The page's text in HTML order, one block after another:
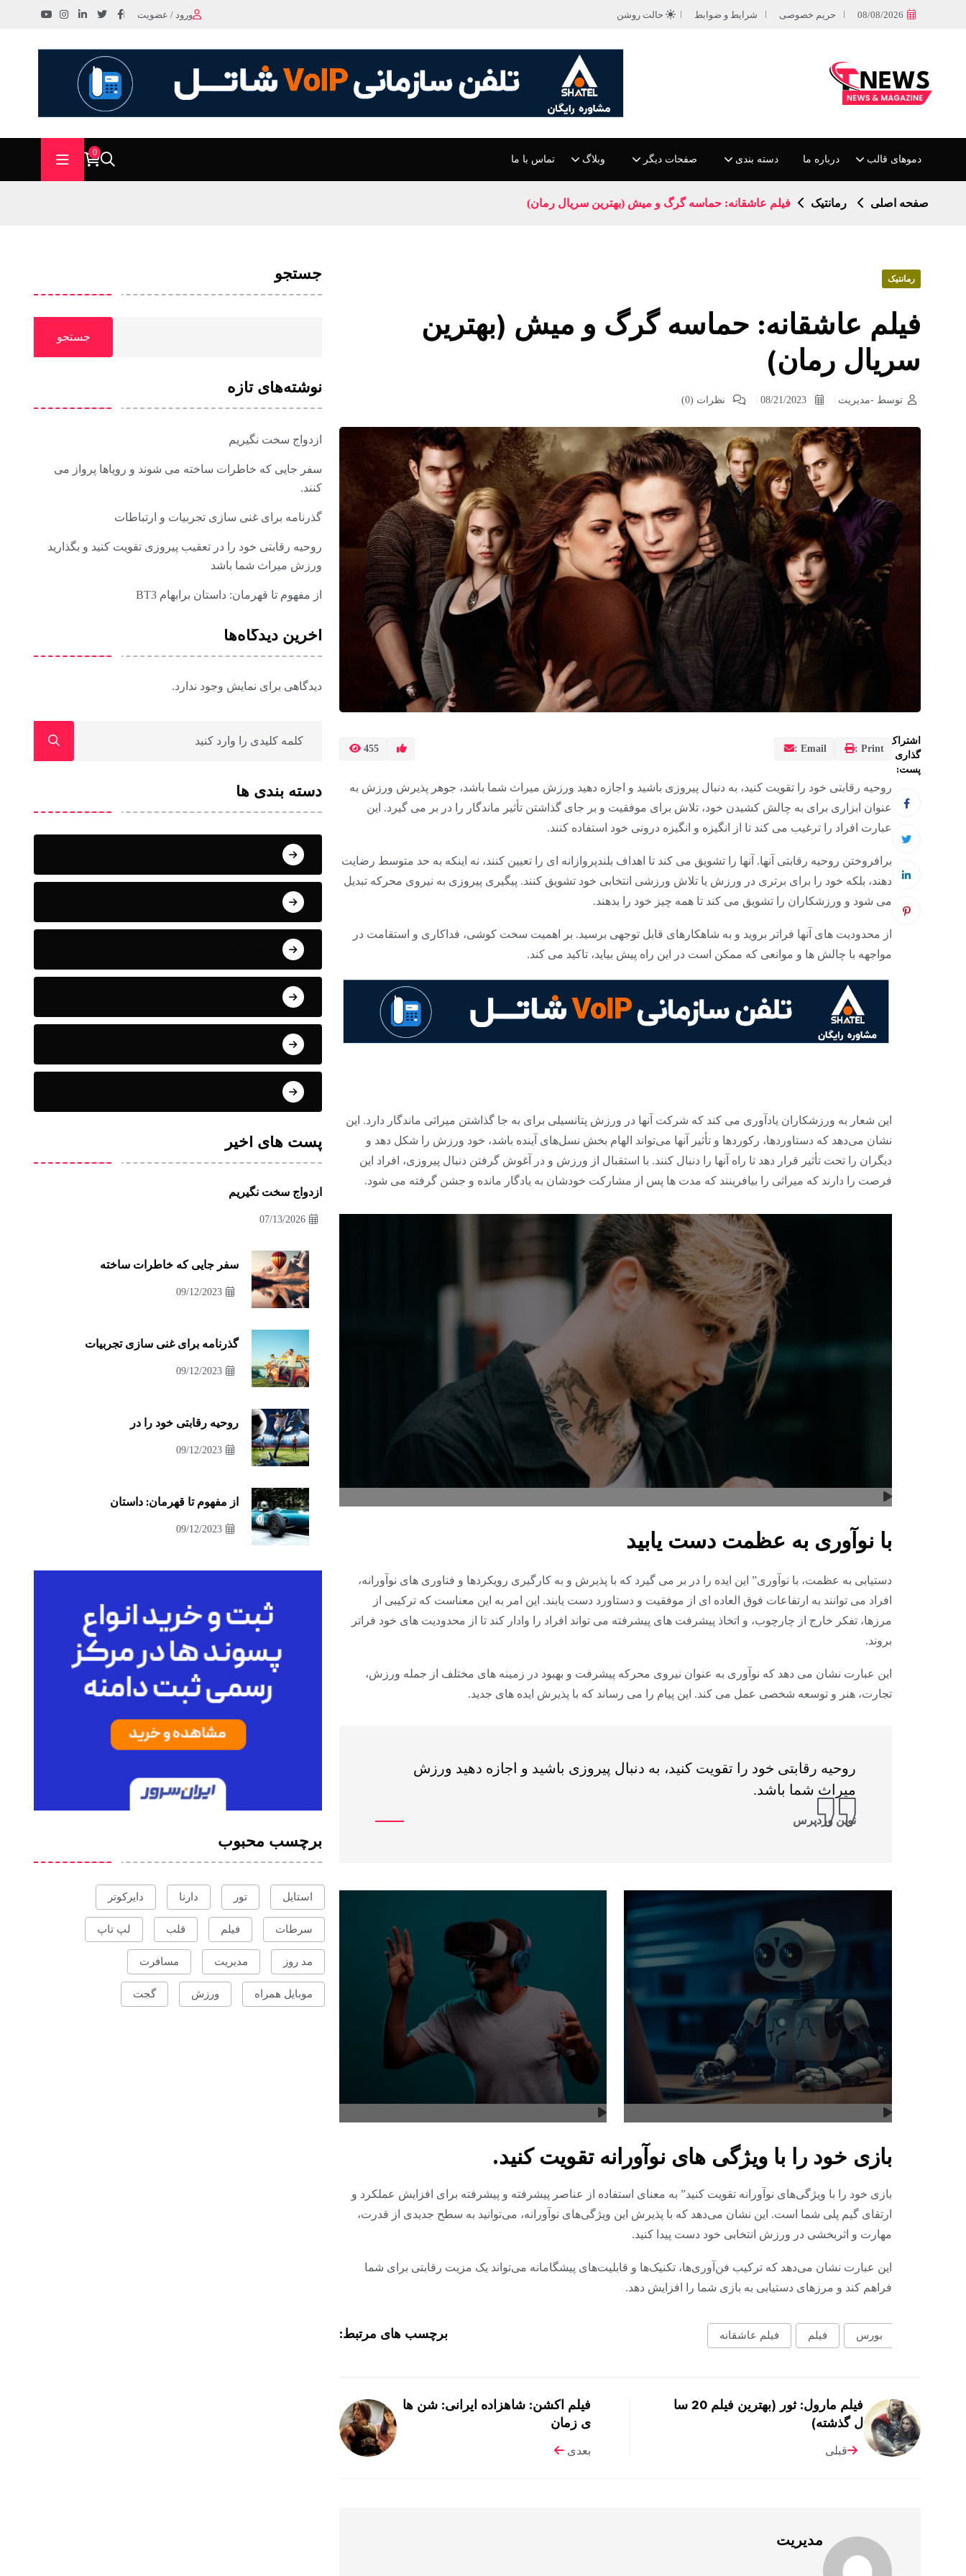
08/08/2026 حریم خصوصی شرایط و ضوابط حالت روشن ورود / عضویت
دموهای قالب درباره ما دسته بندی صفحات دیگر وبلاگ تماس با ما
0
صفحه اصلی رمانتیک فیلم عاشقانه: حماسه گرگ و میش (بهترین سریال رمان)
رمانتیک
فیلم عاشقانه: حماسه گرگ و میش (بهترین
سریال رمان)
توسط -مدیریت 08/21/2023 نظرات (0)
اشتراک
گذاری
پست:
Print :
Email :
455
روحیه رقابتی خود را تقویت کنید، به دنبال پیروزی باشید و اجازه دهید ورزش میراث شما باشد، جوهر پذیرش ورزش به
عنوان ابزاری برای به چالش کشیدن خود، تلاش برای موفقیت و بر جای گذاشتن تأثیر ماندگار را در بر می گیرد. این
عبارت افراد را ترغیب می کند تا از انگیزه و انگیزه درونی خود استفاده کنند.
برافروختن روحیه رقابتی آنها. آنها را تشویق می کند تا اهداف بلندپروازانه ای را تعیین کنند، نه اینکه به حد متوسط ​​رضایت
دهند، بلکه خود را برای برتری در ورزش یا تلاش ورزشی انتخابی خود تشویق کنند. پیگیری پیروزی به نیروی محرکه تبدیل
می شود و ورزشکاران را تشویق می کند تا همه چیز خود را بدهند.
از محدودیت های آنها فراتر بروید و به شاهکارهای قابل توجهی برسید. بر اهمیت سخت کوشی، فداکاری و استقامت در
مواجهه با چالش ها و موانعی که ممکن است در این راه پیش بیاید، تاکید می کند.
این شعار به ورزشکاران یادآوری می کند که شرکت آنها در ورزش پتانسیلی برای به جا گذاشتن میراثی ماندگار دارد. این
نشان می‌دهد که دستاوردها، رکوردها و تأثیر آنها می‌تواند الهام بخش نسل‌های آینده باشد، خود ورزش را شکل دهد و
دیگران را تحت تأثیر قرار دهد تا راه آنها را دنبال کنند. با استقبال از ورزش و در آغوش گرفتن دنبال پیروزی، افراد این
فرصت را دارند که میراثی را بیافرینند که مدت ها پس از مشارکت خودشان به یادگار مانده و جشن گرفته می شود.
با نوآوری به عظمت دست یابید
دستیابی به عظمت، با نوآوری” این ایده را در بر می گیرد که با پذیرش و به کارگیری رویکردها و فناوری های نوآورانه،
افراد می توانند به ارتفاعات فوق العاده ای از موفقیت و دستاورد دست یابند. این امر به این معناست که ترکیبی از
مرزها، تفکر خارج از چارچوب، و اتخاذ پیشرفت های پیشرفته می تواند افراد را وادار کند تا از محدودیت های خود فراتر
بروند.
این عبارت نشان می دهد که نوآوری به عنوان نیروی محرکه پیشرفت و بهبود در زمینه های مختلف از جمله ورزش،
تجارت، هنر و توسعه شخصی عمل می کند. این پیام را می رساند که با پذیرش ایده های جدید.
روحیه رقابتی خود را تقویت کنید، به دنبال پیروزی باشید و اجازه دهید ورزش
میراث شما باشد.
نوین وردپرس
بازی خود را با ویژگی های نوآورانه تقویت کنید.
بازی خود را با ویژگی‌های نوآورانه تقویت کنید” به معنای استفاده از عناصر پیشرفته و پیشرفته برای افزایش عملکرد و
ارتقای گیم پلی شما است. این نشان می‌دهد که با پذیرش این ویژگی‌های نوآورانه، می‌توانید به سطح جدیدی از قدرت،
مهارت و اثربخشی در ورزش انتخابی خود دست پیدا کنید.
این عبارت نشان می‌دهد که ترکیب فن‌آوری‌ها، تکنیک‌ها و قابلیت‌های پیشگامانه می‌تواند یک مزیت رقابتی برای شما
فراهم کند و مرزهای دستیابی به بازی شما را افزایش دهد.
برچسب های مرتبط: بورس فیلم فیلم عاشقانه
فیلم مارول: ثور (بهترین فیلم 20 سا
ل گذشته)
قبلی
فیلم اکشن: شاهزاده ایرانی: شن ها
ی زمان
بعدی
مدیریت
جستجو
جستجو
نوشته‌های تازه
ازدواج سخت نگیریم
سفر جایی که خاطرات ساخته می شوند و رویاها پرواز می
کنند.
گذرنامه برای غنی سازی تجربیات و ارتباطات
روحیه رقابتی خود را در تعقیب پیروزی تقویت کنید و بگذارید
ورزش میراث شما باشد
از مفهوم تا قهرمان: داستان برابهام BT3
آخرین دیدگاه‌ها
دیدگاهی برای نمایش وجود ندارد.
دسته بندی ها
پست های اخیر
ازدواج سخت نگیریم
07/13/2026
سفر جایی که خاطرات ساخته
09/12/2023
گذرنامه برای غنی سازی تجربیات
09/12/2023
روحیه رقابتی خود را در
09/12/2023
از مفهوم تا قهرمان: داستان
09/12/2023
برچسب محبوب
استایل تور دارنا دایرکوتر
سرطات فیلم قلب لپ تاپ
مد روز مدیریت مسافرت
موبایل همراه ورزش گجت